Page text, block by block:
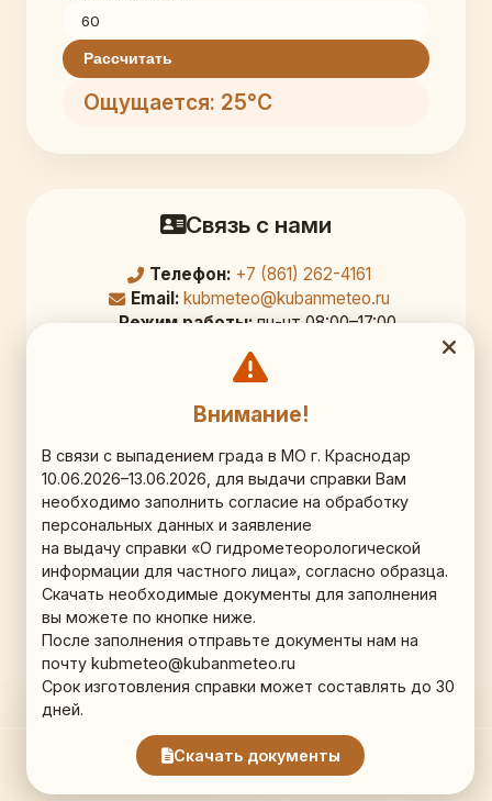
Рассчитать
Ощущается: 25°C
Связь с нами
Телефон: +7 (861) 262-4161
Email: kubmeteo@kubanmeteo.ru
Режим работы:пн-чт 08:00–17:00,
перерыв 12:00–12:45; пт 08:00–16:00
Официальный адрес
350000, г. Краснодар,
ул. Рашпилевская д. 36, 9 этаж, кб. 903
Схема проезда (Яндекс.Карты)
Наши соц.сети
ВКонтакте
Телеграм
2003-2026. Все права защищены. "Краснодарский филиал
Внимание!
В связи с выпадением града в МО г. Краснодар
10.06.2026–13.06.2026, для выдачи справки Вам
необходимо заполнить согласие на обработку
персональных данных и заявление
на выдачу справки «О гидрометеорологической
информации для частного лица», согласно образца.
Скачать необходимые документы для заполнения
вы можете по кнопке ниже.
После заполнения отправьте документы нам на
почту kubmeteo@kubanmeteo.ru
Срок изготовления справки может составлять до 30
дней.
Скачать документы